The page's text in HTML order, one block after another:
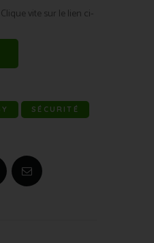
vite sur le lien ci-
SÉCURITÉ